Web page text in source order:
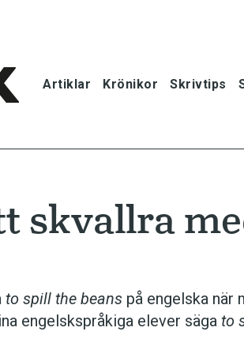
Artiklar Krönikor Skrivtips
Krönikor
Skrivtips
skvallra
to spill the beans på engelska när
engelskspråkiga elever säga to